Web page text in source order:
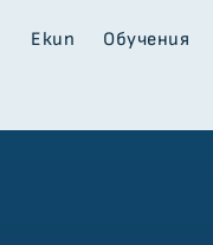
Екип Обучения